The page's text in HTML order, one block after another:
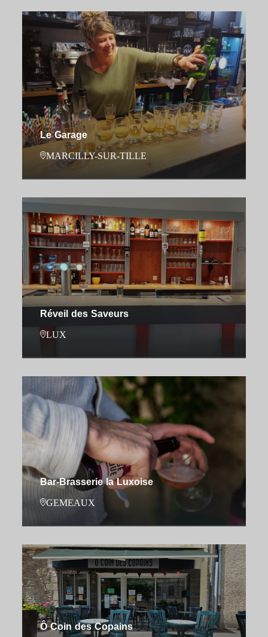
Le Garage
MARCILLY-SUR-TILLE
Réveil des Saveurs
LUX
Bar-Brasserie la Luxoise
GEMEAUX
Ô Coin des Copains